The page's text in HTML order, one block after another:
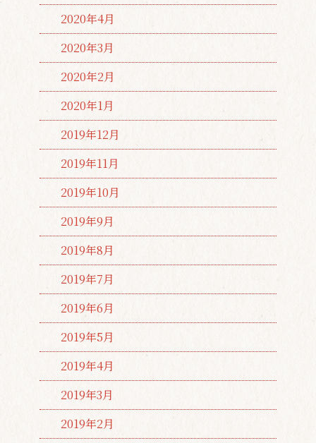
2020年4月
2020年3月
2020年2月
2020年1月
2019年12月
2019年11月
2019年10月
2019年9月
2019年8月
2019年7月
2019年6月
2019年5月
2019年4月
2019年3月
2019年2月